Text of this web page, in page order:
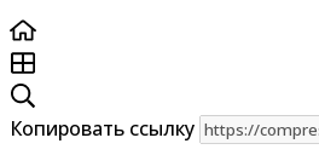
Копировать ссылку